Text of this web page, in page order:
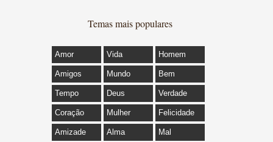
Temas mais populares
Amor Vida Homem
Amigos Mundo Bem
Tempo Deus Verdade
Coração Mulher Felicidade
Amizade Alma Mal